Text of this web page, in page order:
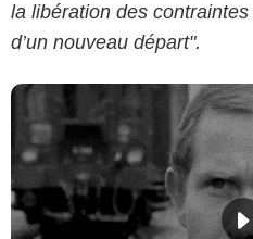
la libération des
d’un nouveau départ".